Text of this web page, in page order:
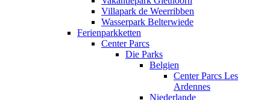
Villapark de Weerribben
Wasserpark Belterwiede
Ferienparkketten
Center Parcs
Die Parks
Belgien
Center Parcs Les
Ardennes
Niederlande